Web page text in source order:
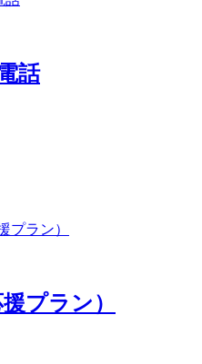
話
プラン）